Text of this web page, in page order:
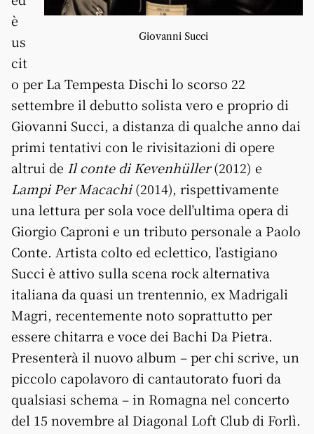
Giovanni Succi
è
us
cit
o per La Tempesta Dischi lo scorso 22
settembre il debutto solista vero e proprio di
Giovanni Succi, a distanza di qualche anno dai
primi tentativi con le rivisitazioni di opere
altrui de Il conte di Kevenhüller(2012) e
Lampi Per Macachi(2014), rispettivamente
una lettura per sola voce dell’ultima opera di
Giorgio Caproni e un tributo personale a Paolo
Conte. Artista colto ed eclettico, l’astigiano
Succi è attivo sulla scena rock alternativa
italiana da quasi un trentennio, ex Madrigali
Magri, recentemente noto soprattutto per
essere chitarra e voce dei Bachi Da Pietra.
Presenterà il nuovo album – per chi scrive, un
piccolo capolavoro di cantautorato fuori da
qualsiasi schema – in Romagna nel concerto
del 15 novembre al Diagonal Loft Club di Forlì.